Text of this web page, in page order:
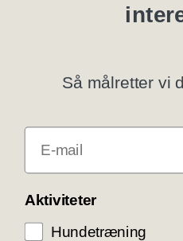
Vi bruger
Privatlivspolitik
Få rabat som DKK
Så målretter vi
E-mail
Aktiviteter
Hundetræning